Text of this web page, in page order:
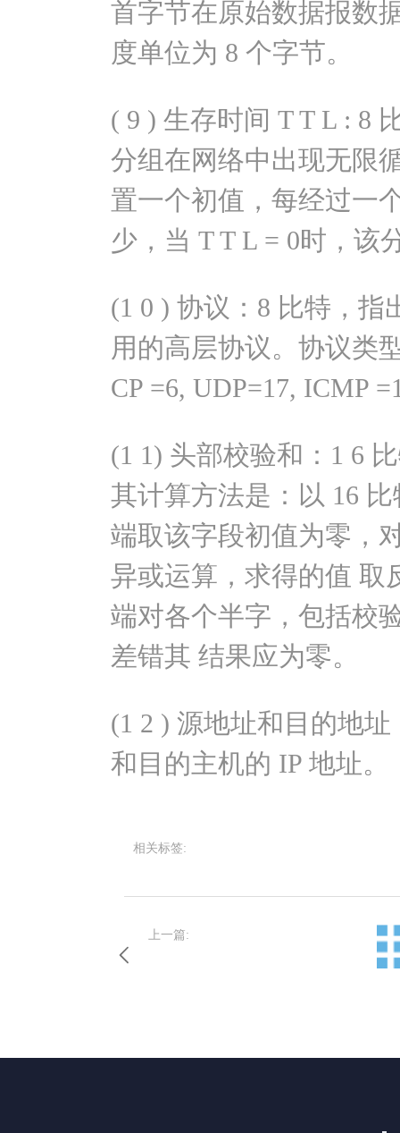
首字节在原始数据报数
度单位为 8 个字节。
( 9 ) 生存时间 T T L : 8
分组在网络中出现无限
置一个初值，每经过一
少，当 T T L = 0时，该
(1 0 ) 协议：8 比特，
用的高层协议。协议类
CP =6, UDP=17, ICMP
(1 1) 头部校验和：1 6
其计算方法是：以 16
端取该字段初值为零，
异或运算，求得的值 取
端对各个半字，包括校
差错其 结果应为零。
(1 2 ) 源地址和目的地
和目的主机的 IP 地址。
相关标签:
上一篇: